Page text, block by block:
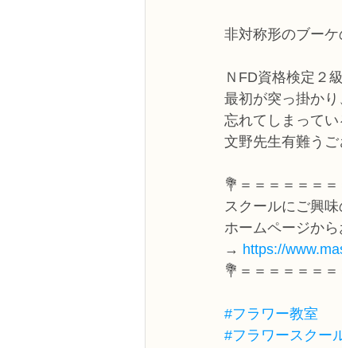
非対称形のブーケ
ＮFD資格検定２
最初が突っ掛かり
忘れてしまって
文野先生有難うご
💐＝＝＝＝＝＝
スクールにご興
ホームページから
→ https://
💐＝＝＝＝＝＝
#フラワー教室
#フラワースクー